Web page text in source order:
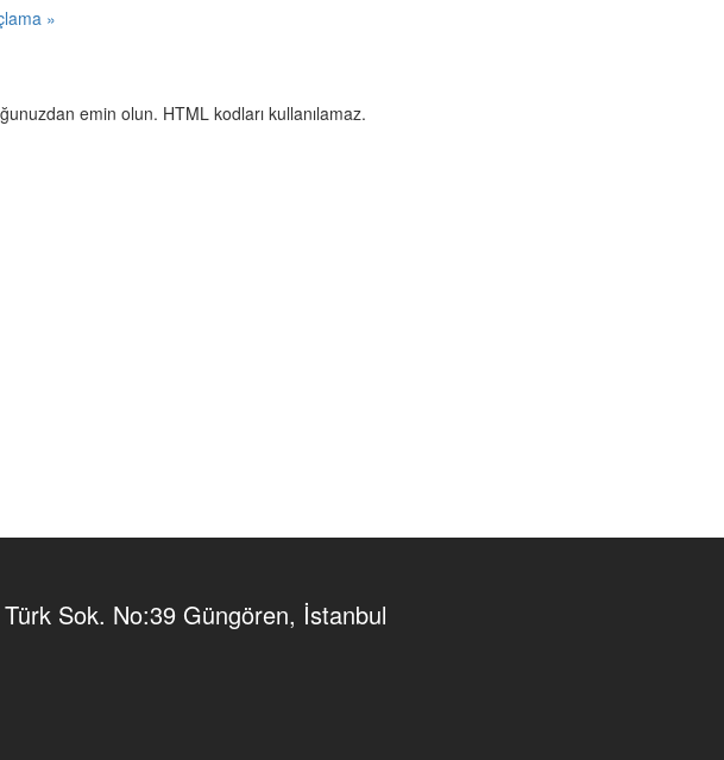
»
emin olun. HTML kodları kullanılamaz.
Sok. No:39 Güngören, İstanbul